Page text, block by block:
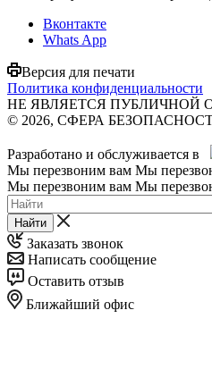
Вконтакте
Whats App
Версия для печати
Политика конфиденциальности
НЕ ЯВЛЯЕТСЯ ПУБЛИЧНОЙ
© 2026, СФЕРА
Разработано и обслуживается в
Мы перезвоним вам Мы
Мы перезвоним вам Мы
Найти
Заказать звонок
Написать сообщение
Оставить отзыв
Ближайший офис